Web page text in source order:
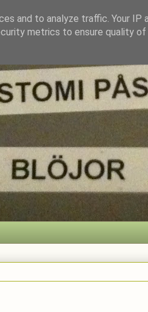
and to analyze traffic. Your IP
metrics to ensure quality